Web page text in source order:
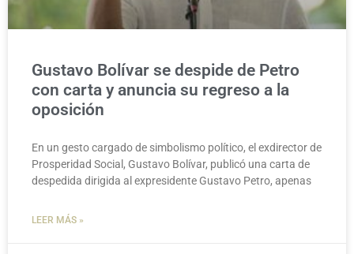
Gustavo Bolívar se despide de Petro
con carta y anuncia su regreso a la
oposición
En un gesto cargado de simbolismo político, el exdirector de
Prosperidad Social, Gustavo Bolívar, publicó una carta de
despedida dirigida al expresidente Gustavo Petro, apenas
LEER MÁS »